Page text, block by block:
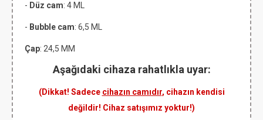
- Düz cam: 4 ML
- Bubble cam: 6,5 ML
Çap: 24,5 MM
Aşağıdaki cihaza rahatlıkla uyar:
(Dikkat! Sadece cihazın camıdır, cihazın kendisi
değildir! Cihaz satışımız yoktur!)